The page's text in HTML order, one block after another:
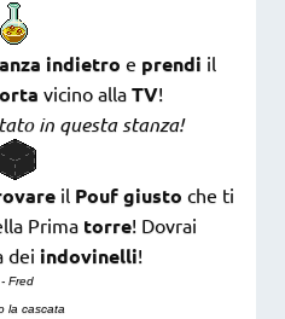
indietro e prendi il
vicino alla TV!
in questa stanza!
il Pouf giusto che ti
Prima torre! Dovrai
dei indovinelli!
- Fred
la cascata